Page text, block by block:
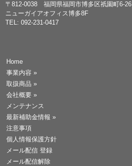
〒812-0038 福岡県福岡市博多区祇園町6-26
ニューガイアオフィス博多8F
TEL: 092-231-0417
Home
事業内容 »
取扱商品 »
会社概要 »
メンテナンス
最新補助金情報 »
注意事項
個人情報保護方針
メール配信 登録
メール配信解除